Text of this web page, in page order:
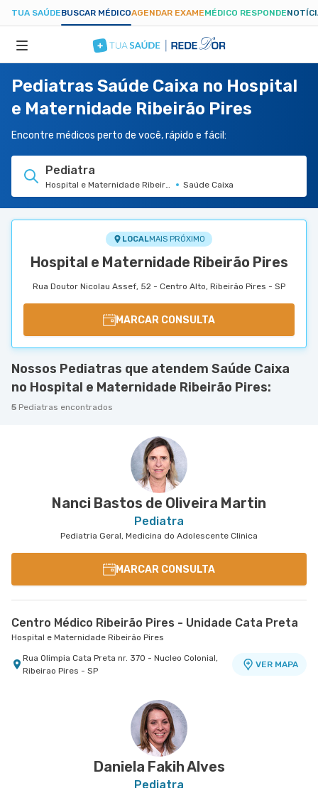
TUA SAÚDEBUSCAR MÉDICOAGENDAR EXAMEMÉDICO RESPONDE
ESPECIALIDADES
HOSPITAIS
TUASAUDE.COM
Pediatras Saúde Caixa no Hospital
e Maternidade Ribeirão Pires
Encontre médicos perto de você, rápido e fácil:
Pediatra
Hospital e Maternidade Ribeirão PiresSaúde Caixa
LOCALMAIS PRÓXIMO
Hospital e Maternidade Ribeirão Pires
Rua Doutor Nicolau Assef, 52 - Centro Alto, Ribeirão Pires - SP
MARCAR CONSULTA
Nossos Pediatras que atendem Saúde Caixa
no Hospital e Maternidade Ribeirão Pires:
5 Pediatras encontrados
Nanci Bastos de Oliveira Martin
Pediatra
Pediatria Geral, Medicina do Adolescente Clinica
MARCAR CONSULTA
Centro Médico Ribeirão Pires - Unidade Cata Preta
Hospital e Maternidade Ribeirão Pires
Rua Olimpia Cata Preta nr. 370 - Nucleo Colonial,
Ribeirao Pires - SP
VER MAPA
Daniela Fakih Alves
Pediatra